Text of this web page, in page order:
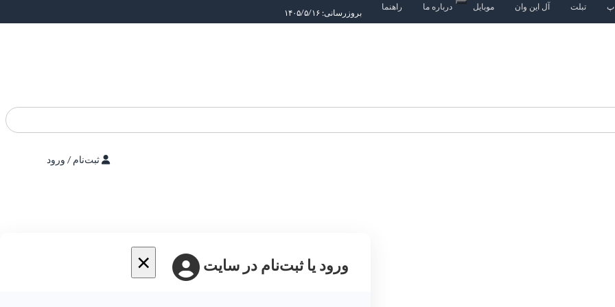
تبلت آل این وان موبایل درباره ما راهنما
بروزرسانی: ۱۴۰۵/۵/۱۶
ثبت‌نام / ورود
× ورود یا ثبت‌نام در سایت